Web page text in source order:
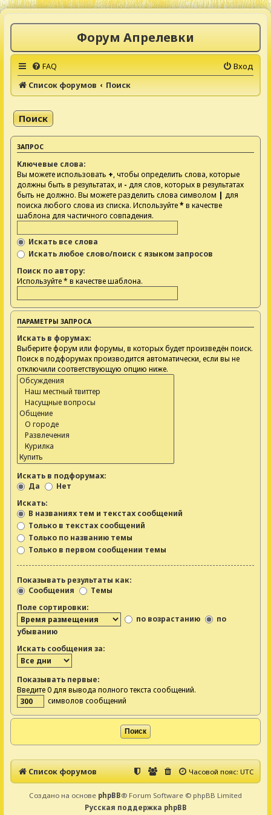
Форум Апрелевки
FAQ
Вход
Список форумов
Поиск
Поиск
ЗАПРОС
Ключевые слова:
Вы можете использовать +, чтобы определить слова, которые
должны быть в результатах, и - для слов, которых в результатах
быть не должно. Вы можете разделить слова символом | для
поиска любого слова из списка. Используйте* в качестве
шаблона для частичного совпадения.
Искать все слова
Искать любое слово/поиск с языком запросов
Поиск по автору:
Используйте * в качестве шаблона.
ПАРАМЕТРЫ ЗАПРОСА
Искать в форумах:
Выберите форум или форумы, в которых будет произведён поиск.
Поиск в подфорумах производится автоматически, если вы не
отключили соответствующую опцию ниже.
Искать в подфорумах:
Да
Нет
Искать:
В названиях тем и текстах сообщений
Только в текстах сообщений
Только по названию темы
Только в первом сообщении темы
Показывать результаты как:
Сообщения
Темы
Поле сортировки:
по возрастанию
по
убыванию
Искать сообщения за:
Показывать первые:
Введите 0 для вывода полного текста сообщений.
символов сообщений
Список форумов Часовой пояс:UTC
Создано на основе phpBB® Forum Software © phpBB Limited
Русская поддержка phpBB